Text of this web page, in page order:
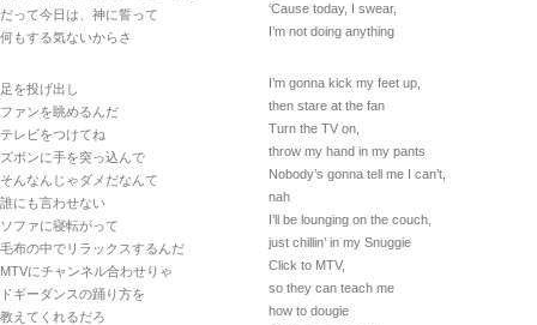
だって今日は、神に誓って
何もする気ないからさ
足を投げ出し
ファンを眺めるんだ
テレビをつけてね
ズボンに手を突っ込んで
そんなんじゃダメだなんて
誰にも言わせない
ソファに寝転がって
毛布の中でリラックスするんだ
MTVにチャンネル合わせりゃ
ドギーダンスの踊り方を
教えてくれるだろ
‘Cause today, I swear,
I’m not doing anything
I’m gonna kick my feet up,
then stare at the fan
Turn the TV on,
throw my hand in my pants
Nobody’s gonna tell me I can’t,
nah
I’ll be lounging on the couch,
just chillin’ in my Snuggie
Click to MTV,
so they can teach me
how to dougie